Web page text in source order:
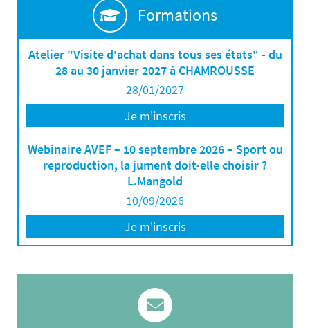
Formations
Atelier "Visite d'achat dans tous ses états" - du
28 au 30 janvier 2027 à CHAMROUSSE
28/01/2027
Je m'inscris
Webinaire AVEF – 10 septembre 2026 – Sport ou
reproduction, la jument doit-elle choisir ?
L.Mangold
10/09/2026
Je m'inscris